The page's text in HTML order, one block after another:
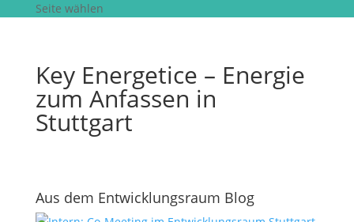
Seite wählen
Key Energetice – Energie
zum Anfassen in
Stuttgart
Aus dem Entwicklungsraum Blog